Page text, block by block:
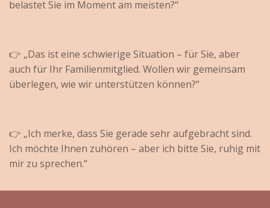
belastet Sie im Moment am meisten?“
👉 „Das ist eine schwierige Situation – für Sie, aber
auch für Ihr Familienmitglied. Wollen wir gemeinsam
überlegen, wie wir unterstützen können?“
👉 „Ich merke, dass Sie gerade sehr aufgebracht sind.
Ich möchte Ihnen zuhören – aber ich bitte Sie, ruhig mit
mir zu sprechen.“